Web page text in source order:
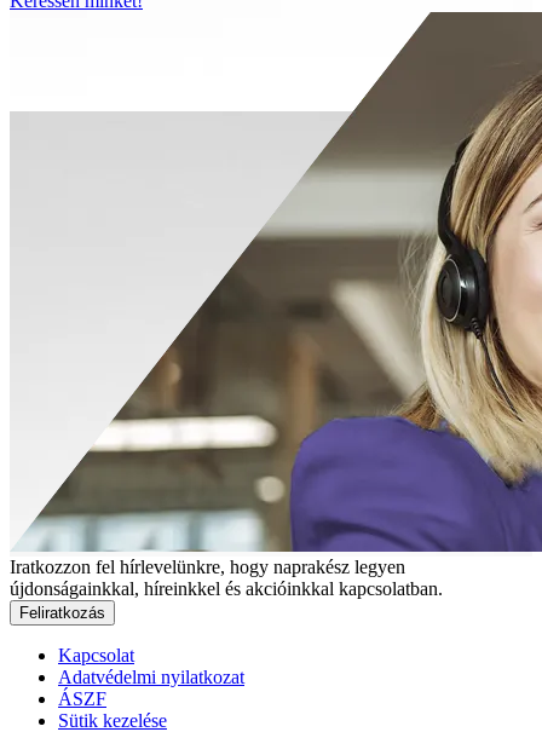
Iratkozzon fel hírlevelünkre, hogy naprakész legyen
újdonságainkkal, híreinkkel és akcióinkkal kapcsolatban.
Feliratkozás
Kapcsolat
Adatvédelmi nyilatkozat
ÁSZF
Sütik kezelése